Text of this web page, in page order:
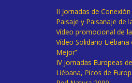
II Jornadas de
Paisaje y Paisanaje de
Vídeo promocional de
Vídeo Solidario
Mejor”
IV Jornadas Europeas
Liébana, Picos de